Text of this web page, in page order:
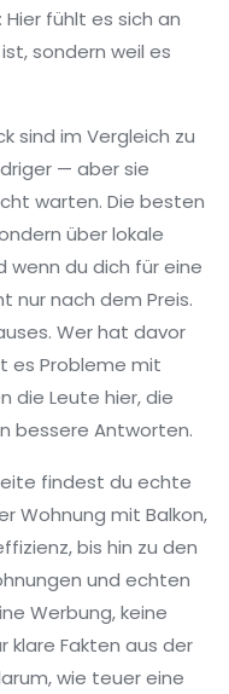
fühlt es sich an
sondern weil es
sind im Vergleich zu
— aber sie
warten. Die besten
über lokale
wenn du dich für eine
nur nach dem Preis.
Wer hat davor
es Probleme mit
die Leute hier, die
bessere Antworten.
findest du echte
Wohnung mit Balkon,
bis hin zu den
und echten
Werbung, keine
klare Fakten aus der
wie teuer eine